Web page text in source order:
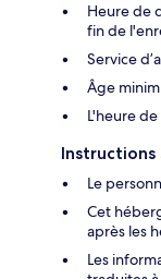
Heure de
fin de
Service
Âge
L'heure
Instructions
Le
Cet
après les
Les